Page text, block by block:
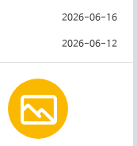
2026-06-16
2026-06-12